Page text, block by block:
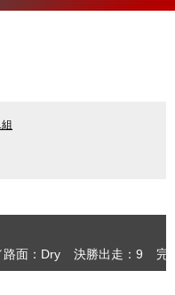
路面：Dry 決勝出走：9 完